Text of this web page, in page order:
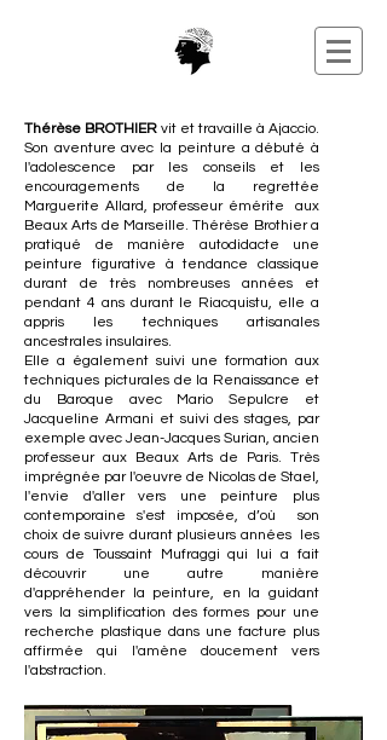
Thérèse BROTHIER vit et travaille à Ajaccio.
Son aventure avec la peinture a débuté à
l'adolescence par les conseils et les
encouragements de la regrettée
Marguerite Allard, professeur émérite aux
Beaux Arts de Marseille. Thérèse Brothier a
pratiqué de manière autodidacte une
peinture figurative à tendance classique
durant de très nombreuses années et
pendant 4 ans durant le Riacquistu, elle a
appris les techniques artisanales
ancestrales insulaires.
Elle a également suivi une formation aux
techniques picturales de la Renaissance et
du Baroque avec Mario Sepulcre et
Jacqueline Armani et suivi des stages, par
exemple avec Jean-Jacques Surian, ancien
professeur aux Beaux Arts de Paris. Très
imprégnée par l'oeuvre de Nicolas de Stael,
l'envie d'aller vers une peinture plus
contemporaine s'est imposée, d’où son
choix de suivre durant plusieurs années les
cours de Toussaint Mufraggi qui lui a fait
découvrir une autre manière
d'appréhender la peinture, en la guidant
vers la simplification des formes pour une
recherche plastique dans une facture plus
affirmée qui l'amène doucement vers
l'abstraction.